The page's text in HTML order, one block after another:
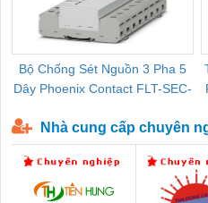
Bộ Chống Sét Nguồn 3 Pha 5
Dây Phoenix Contact FLT-SEC-
Nhà cung cấp chuyên